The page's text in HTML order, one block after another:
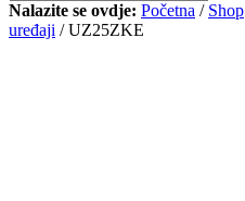
Nalazite se ovdje: Početna / Shop
uređaji / UZ25ZKE